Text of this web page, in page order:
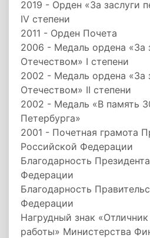
2019 - Орден «За заслуги
IV степени
2011 - Орден Почета
2006 - Медаль ордена «За
Отечеством» I степени
2002 - Медаль ордена «За
Отечеством» II степени
2002 - Медаль «В память
Петербурга»
2001 - Почетная грамота
Российской Федерации
Благодарность
Федерации
Благодарность
Федерации
Нагрудный знак
работы» Министерства